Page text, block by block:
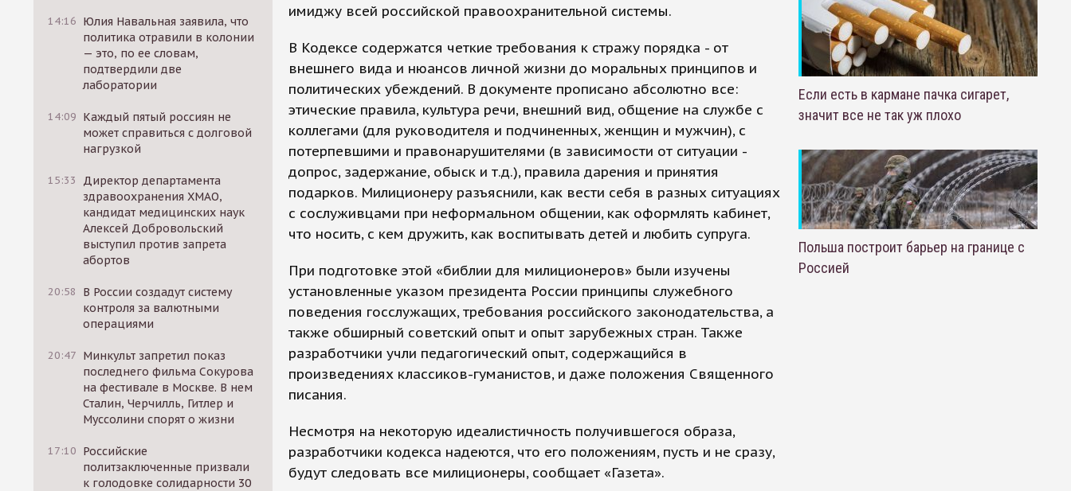
14:16 Юлия Навальная заявила, что
политика отравили в колонии
— это, по ее словам,
подтвердили две
лаборатории
14:09 Каждый пятый россиян не
может справиться с долговой
нагрузкой
15:33
Директор департамента
здравоохранения ХМАО,
кандидат медицинских наук
Алексей Добровольский
выступил против запрета
абортов
20:58
В России создадут систему
контроля за валютными
операциями
20:47 Минкульт запретил показ
последнего фильма Сокурова
на фестивале в Москве. В нем
Сталин, Черчилль, Гитлер и
Муссолини спорят о жизни
17:10 Российские
политзаключенные призвали
к голодовке солидарности 30
имиджу всей российской правоохранительной системы.
В Кодексе содержатся четкие требования к стражу порядка - от
внешнего вида и нюансов личной жизни до моральных принципов и
политических убеждений. В документе прописано абсолютно все:
этические правила, культура речи, внешний вид, общение на службе с
коллегами (для руководителя и подчиненных, женщин и мужчин), с
потерпевшими и правонарушителями (в зависимости от ситуации -
допрос, задержание, обыск и т.д.), правила дарения и принятия
подарков. Милиционеру разъяснили, как вести себя в разных ситуациях
с сослуживцами при неформальном общении, как оформлять кабинет,
что носить, с кем дружить, как воспитывать детей и любить супруга.
При подготовке этой «библии для милиционеров» были изучены
установленные указом президента России принципы служебного
поведения госслужащих, требования российского законодательства, а
также обширный советский опыт и опыт зарубежных стран. Также
разработчики учли педагогический опыт, содержащийся в
произведениях классиков-гуманистов, и даже положения Священного
писания.
Несмотря на некоторую идеалистичность получившегося образа,
разработчики кодекса надеются, что его положениям, пусть и не сразу,
будут следовать все милиционеры, сообщает «Газета».
Если есть в кармане пачка сигарет,
значит все не так уж плохо
Польша построит барьер на границе с
Россией